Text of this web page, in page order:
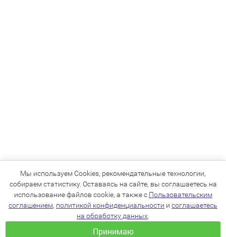
Мы используем Cookies, рекомендательные технологии,
собираем статистику. Оставаясь на сайте, вы соглашаетесь на
использование файлов cookie, а также с Пользовательским
соглашением, политикой конфиденциальности и соглашаетесь
на обработку данных
Принимаю